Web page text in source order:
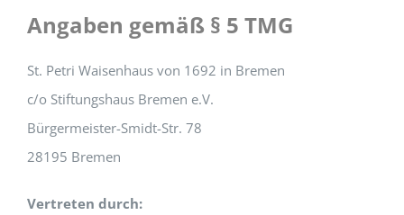
Angaben gemäß § 5 TMG
St. Petri Waisenhaus von 1692 in Bremen
c/o Stiftungshaus Bremen e.V.
Bürgermeister-Smidt-Str. 78
28195 Bremen
Vertreten durch: